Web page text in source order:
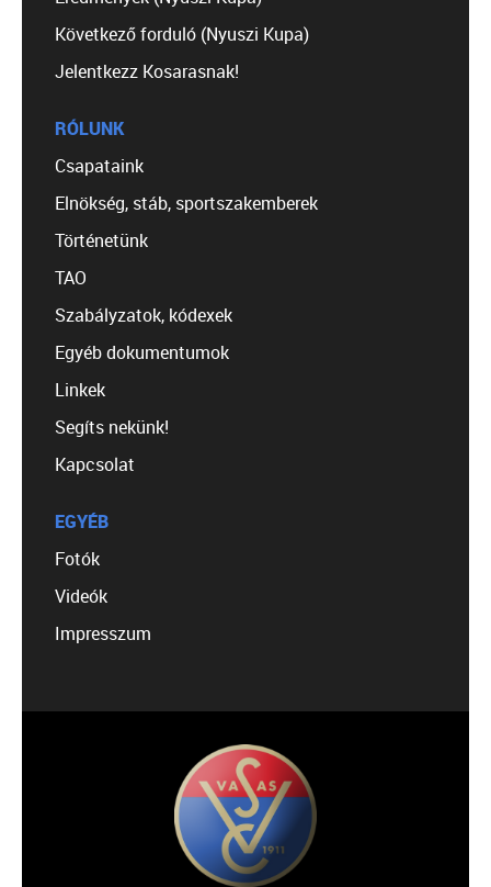
Következő forduló (Nyuszi Kupa)
Jelentkezz Kosarasnak!
RÓLUNK
Csapataink
Elnökség, stáb, sportszakemberek
Történetünk
TAO
Szabályzatok, kódexek
Egyéb dokumentumok
Linkek
Segíts nekünk!
Kapcsolat
EGYÉB
Fotók
Videók
Impresszum